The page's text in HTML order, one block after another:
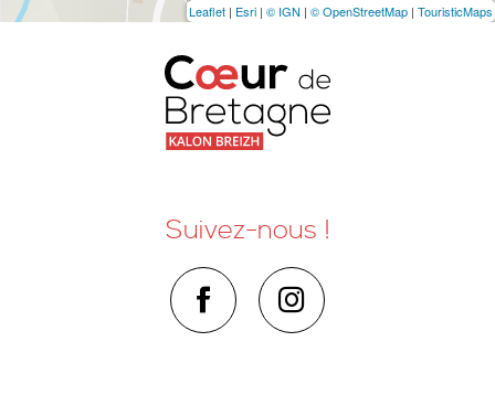
Leaflet | Esri | © IGN | © OpenStreetMap | TouristicMaps
Suivez-nous !